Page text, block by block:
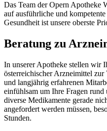
Das Team der Opern Apotheke
auf ausführliche und
Gesundheit ist unsere oberste
Beratung zu
In unserer Apotheke stellen wir
österreichischer Arzneimittel
und langjährig erfahrenen
einfühlsam um Ihre Fragen
diverse Medikamente gerade
angefordert werden müssen,
Stunden.